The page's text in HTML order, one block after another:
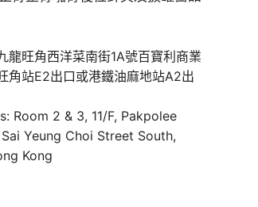
龍旺角西洋菜南街1A號百寶利商業
角站E2出口或港鐵油麻地站A2出
Room 2 & 3, 11/F, Pakpolee
Yeung Choi Street South,
Kong